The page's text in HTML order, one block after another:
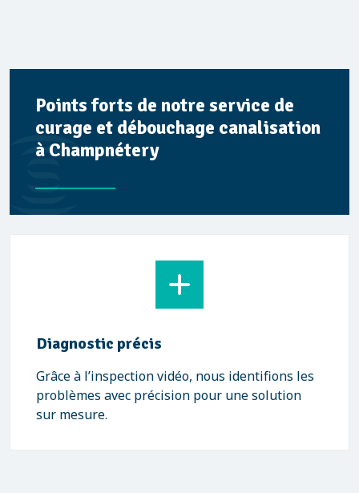
Points forts de notre service de
curage et débouchage canalisation
à Champnétery
Diagnostic précis
Grâce à l’inspection vidéo, nous identifions les
problèmes avec précision pour une solution
sur mesure.